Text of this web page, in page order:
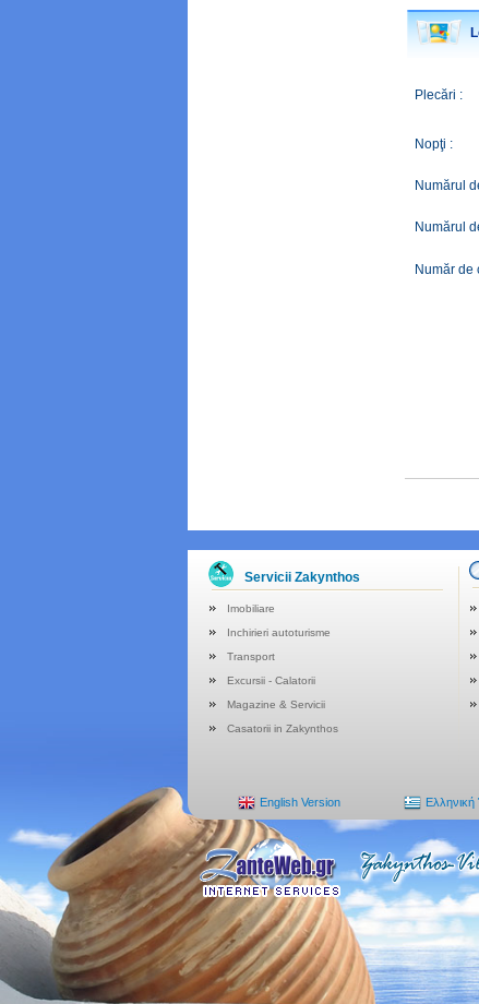
Plecări :
Nopţi :
Numărul
Numărul
Număr de
Servicii Zakynthos
Imobiliare
Inchirieri autoturisme
Transport
Excursii - Calatorii
Magazine & Servicii
Casatorii in Zakynthos
English Version